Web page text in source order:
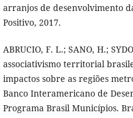
arranjos de desenvolvimento
Positivo, 2017.
ABRUCIO, F. L.; SANO, H.;
associativismo territorial
impactos sobre as regiões
Banco Interamericano de
Programa Brasil Municípios.